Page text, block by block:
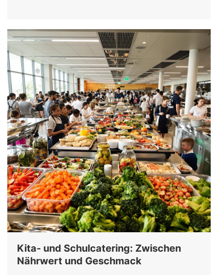
Kita- und Schulcatering: Zwischen
Nährwert und Geschmack